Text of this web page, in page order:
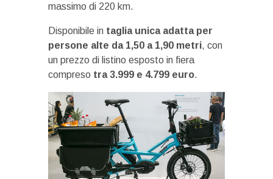
massimo di 220 km.
Disponibile in taglia unica adatta per
persone alte da 1,50 a 1,90 metri, con
un prezzo di listino esposto in fiera
compreso tra 3.999 e 4.799 euro.